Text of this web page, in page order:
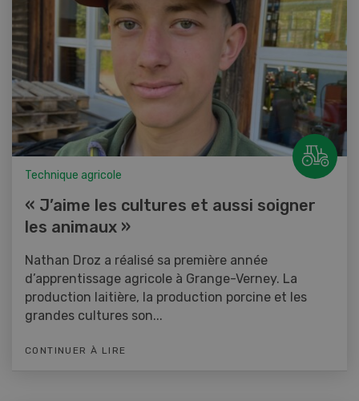
Technique agricole
« J’aime les cultures et aussi soigner
les animaux »
Nathan Droz a réalisé sa première année
d’apprentissage agricole à Grange-Verney. La
production laitière, la production porcine et les
grandes cultures son...
CONTINUER À LIRE